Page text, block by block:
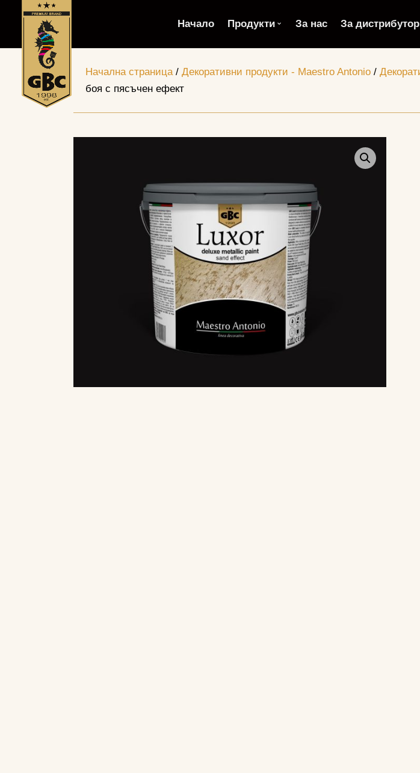
Начало Продукти За нас За
Начална страница/ Декоративни продукти - Maestro Antonio /
боя с пясъчен ефект